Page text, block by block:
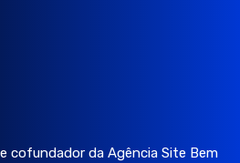
cofundador da Agência Site Bem